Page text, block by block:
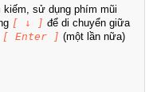
kiếm, sử dụng phím mũi
[ ↓ ] để di chuyển giữa
[ Enter ] (một lần nữa)